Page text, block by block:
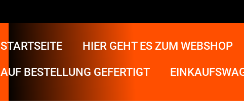
STARTSEITE HIER GEHT ES ZUM WEBSHOP
AUF BESTELLUNG GEFERTIGT